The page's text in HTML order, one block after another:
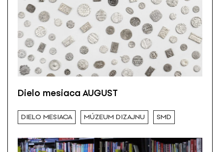
Dielo mesiaca AUGUST
DIELO MESIACA MÚZEUM DIZAJNU SMD